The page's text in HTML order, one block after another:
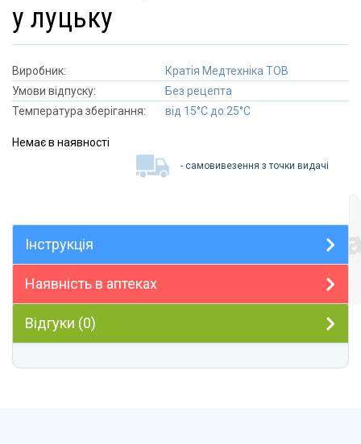
у луцьку
Виробник:
Кратія Медтехніка ТОВ
Умови відпуску:
Без рецепта
Температура зберігання:
від 15°C до 25°C
Немає в наявності
- самовивезення з точки видачі
Інструкція
Наявність в аптеках
Відгуки (0)